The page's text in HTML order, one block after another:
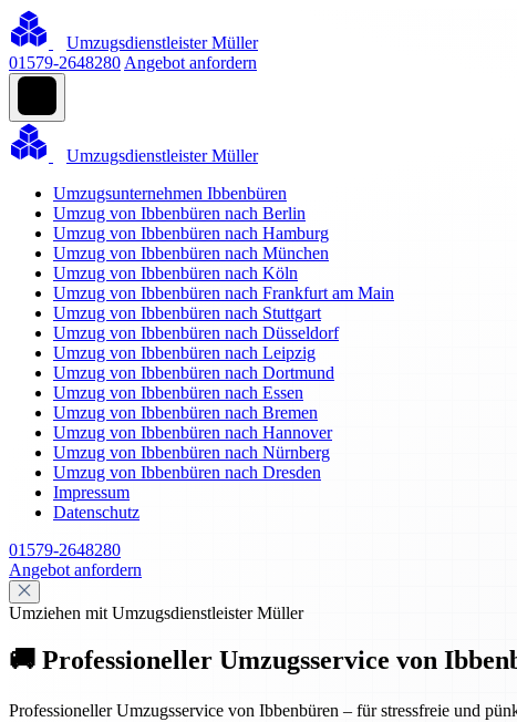
Umzugsdienstleister Müller
01579-2648280 Angebot anfordern
Umzugsdienstleister Müller
Umzugsunternehmen Ibbenbüren
Umzug von Ibbenbüren nach Berlin
Umzug von Ibbenbüren nach Hamburg
Umzug von Ibbenbüren nach München
Umzug von Ibbenbüren nach Köln
Umzug von Ibbenbüren nach Frankfurt am Main
Umzug von Ibbenbüren nach Stuttgart
Umzug von Ibbenbüren nach Düsseldorf
Umzug von Ibbenbüren nach Leipzig
Umzug von Ibbenbüren nach Dortmund
Umzug von Ibbenbüren nach Essen
Umzug von Ibbenbüren nach Bremen
Umzug von Ibbenbüren nach Hannover
Umzug von Ibbenbüren nach Nürnberg
Umzug von Ibbenbüren nach Dresden
Impressum
Datenschutz
01579-2648280
Angebot anfordern
Umziehen mit Umzugsdienstleister Müller
🚚 Professioneller Umzugsservice von
Professioneller Umzugsservice von Ibbenbüren – für stressfreie und